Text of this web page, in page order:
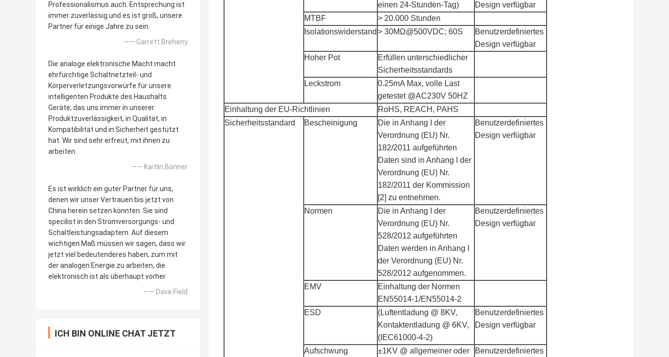
Professionalismus auch. Entsprechung ist
immer zuverlässig und es ist groß, unsere
Partner für einige Jahre zu sein.
—— Garrett.Breheny
Die analoge elektronische Macht macht
ehrfürchtige Schaltnetzteil- und
Körperverletzungsvorwürfe für unsere
intelligenten Produkte des Haushalts
Geräte, das uns immer in unserer
Produktzuverlässigkeit, in Qualität, in
Kompatibilität und in Sicherheit gestützt
hat. Wir sind sehr erfreut, mit ihnen zu
arbeiten.
—— Kaitlin.Bonner
Es ist wirklich ein guter Partner für uns,
denen wir unser Vertrauen bis jetzt von
China herein setzen könnten. Sie sind
specilist in den Stromversorgungs- und
Schaltleistungsadaptern. Auf diesem
wichtigen Maß müssen wir sagen, dass wir
jetzt viel bedeutenderes haben, zum mit
der analogen Energie zu arbeiten, die
elektronisch ist als überhaupt vorher.
—— Dave.Field
ICH BIN ONLINE CHAT JETZT
einen 24-Stunden-Tag)
Design verfügbar
MTBF
> 20.000 Stunden
Isolationswiderstand > 30MΩ@500VDC; 60S
Benutzerdefiniertes
Design verfügbar
Hoher Pot
Erfüllen unterschiedlicher
Sicherheitsstandards
Leckstrom
0.25mA Max, volle Last
getestet @AC230V 50HZ
Einhaltung der EU-Richtlinien
RoHS, REACH, PAHS
Sicherheitsstandard
Bescheinigung
Die in Anhang I der
Verordnung (EU) Nr.
182/2011 aufgeführten
Daten sind in Anhang I der
Verordnung (EU) Nr.
182/2011 der Kommission
[2] zu entnehmen.
Benutzerdefiniertes
Design verfügbar
Normen
Die in Anhang I der
Verordnung (EU) Nr.
528/2012 aufgeführten
Daten werden in Anhang I
der Verordnung (EU) Nr.
528/2012 aufgenommen.
Benutzerdefiniertes
Design verfügbar
EMV
Einhaltung der Normen
EN55014-1/EN55014-2
ESD
(Luftentladung @ 8KV,
Kontaktentladung @ 6KV,
(IEC61000-4-2)
Benutzerdefiniertes
Design verfügbar
Aufschwung
±1KV @ allgemeiner oder
Benutzerdefiniertes